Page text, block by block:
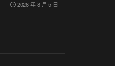
2026 年 8 月 5 日